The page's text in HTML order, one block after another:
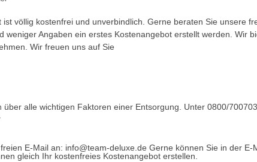
völlig kostenfrei und unverbindlich. Gerne beraten Sie unsere
weniger Angaben ein erstes Kostenangebot erstellt werden. Wir
Wir freuen uns auf Sie
alle wichtigen Faktoren einer Entsorgung. Unter 0800/
E-Mail an: info@team-deluxe.de Gerne können Sie in der E-
gleich Ihr kostenfreies Kostenangebot erstellen.